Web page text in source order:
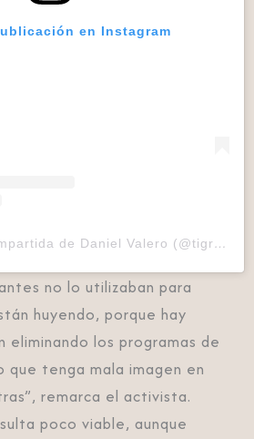
en Instagram
Una publicación compartida de Daniel Valero (@tigrilloig)
no lo utilizaban para
huyendo, porque hay
eliminando los programas de
que tenga mala imagen en
remarca el activista.
poco viable, aunque